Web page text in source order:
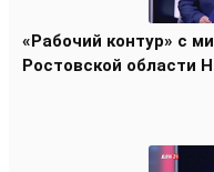
«Рабочий контур» с
Ростовской области